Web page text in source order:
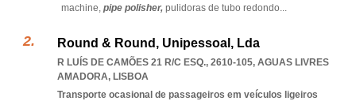
machine, pipe polisher, pulidoras de tubo redondo...
Round & Round, Unipessoal, Lda
R LUÍS DE CAMÕES 21 R/C ESQ., 2610-105, AGUAS LIVRES
AMADORA, LISBOA
Transporte ocasional de passageiros em veículos ligeiros